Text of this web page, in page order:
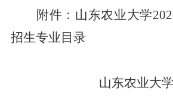
附件：山东农业大学
招生专业目录
山东农业大